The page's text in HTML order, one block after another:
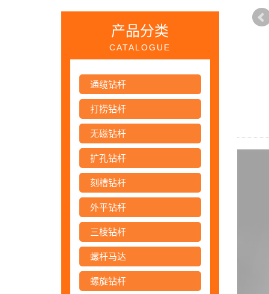
产品分类
CATALOGUE
通缆钻杆
打捞钻杆
无磁钻杆
扩孔钻杆
刻槽钻杆
外平钻杆
三棱钻杆
螺杆马达
螺旋钻杆